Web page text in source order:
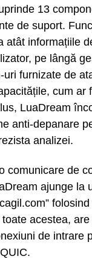
13
de suport.
atât informațiile
pe lângă
uri furnizate de
cum ar
LuaDream
anti-depanare
analizei.
comunicare de
ajunge la
acestea,
de intrare